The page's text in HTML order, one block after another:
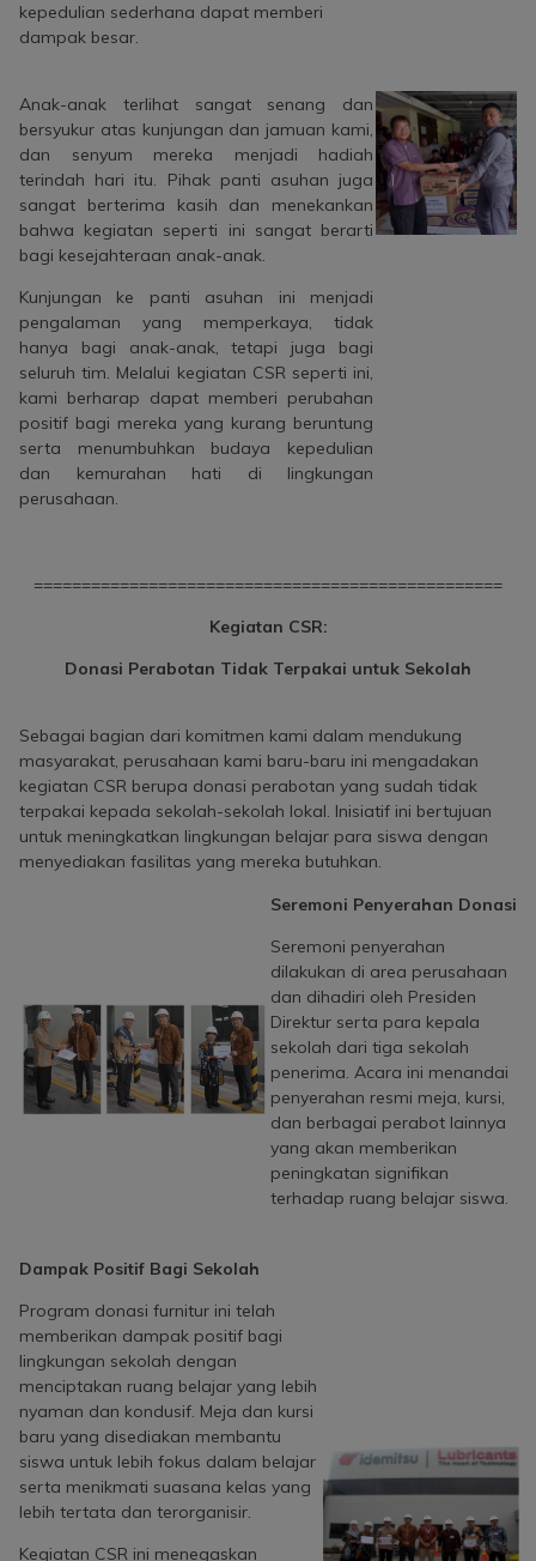
kepedulian sederhana dapat memberi
dampak besar.
Anak-anak terlihat sangat senang dan
bersyukur atas kunjungan dan jamuan kami,
dan senyum mereka menjadi hadiah
terindah hari itu. Pihak panti asuhan juga
sangat berterima kasih dan menekankan
bahwa kegiatan seperti ini sangat berarti
bagi kesejahteraan anak-anak.
Kunjungan ke panti asuhan ini menjadi
pengalaman yang memperkaya, tidak
hanya bagi anak-anak, tetapi juga bagi
seluruh tim. Melalui kegiatan CSR seperti ini,
kami berharap dapat memberi perubahan
positif bagi mereka yang kurang beruntung
serta menumbuhkan budaya kepedulian
dan kemurahan hati di lingkungan
perusahaan.
=================================================
Kegiatan CSR:
Donasi Perabotan Tidak Terpakai untuk Sekolah
Sebagai bagian dari komitmen kami dalam mendukung
masyarakat, perusahaan kami baru-baru ini mengadakan
kegiatan CSR berupa donasi perabotan yang sudah tidak
terpakai kepada sekolah-sekolah lokal. Inisiatif ini bertujuan
untuk meningkatkan lingkungan belajar para siswa dengan
menyediakan fasilitas yang mereka butuhkan.
Seremoni Penyerahan Donasi
Seremoni penyerahan
dilakukan di area perusahaan
dan dihadiri oleh Presiden
Direktur serta para kepala
sekolah dari tiga sekolah
penerima. Acara ini menandai
penyerahan resmi meja, kursi,
dan berbagai perabot lainnya
yang akan memberikan
peningkatan signifikan
terhadap ruang belajar siswa.
Dampak Positif Bagi Sekolah
Program donasi furnitur ini telah
memberikan dampak positif bagi
lingkungan sekolah dengan
menciptakan ruang belajar yang lebih
nyaman dan kondusif. Meja dan kursi
baru yang disediakan membantu
siswa untuk lebih fokus dalam belajar
serta menikmati suasana kelas yang
lebih tertata dan terorganisir.
Kegiatan CSR ini menegaskan